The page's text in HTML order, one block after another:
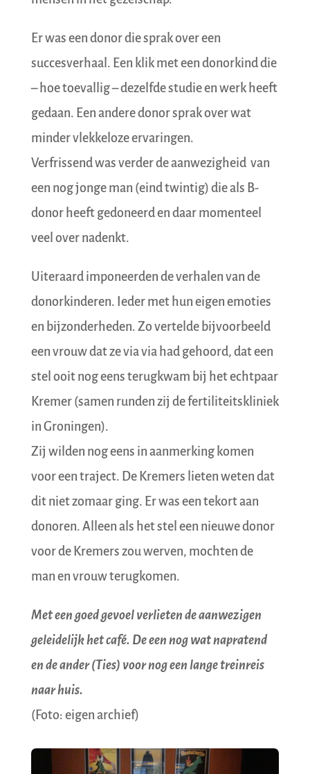
Er was een donor die sprak over een
succesverhaal. Een klik met een donorkind die
– hoe toevallig – dezelfde studie en werk heeft
gedaan. Een andere donor sprak over wat
minder vlekkeloze ervaringen.
Verfrissend was verder de aanwezigheid van
een nog jonge man (eind twintig) die als B-
donor heeft gedoneerd en daar momenteel
veel over nadenkt.
Uiteraard imponeerden de verhalen van de
donorkinderen. Ieder met hun eigen emoties
en bijzonderheden. Zo vertelde bijvoorbeeld
een vrouw dat ze via via had gehoord, dat een
stel ooit nog eens terugkwam bij het echtpaar
Kremer (samen runden zij de fertiliteitskliniek
in Groningen).
Zij wilden nog eens in aanmerking komen
voor een traject. De Kremers lieten weten dat
dit niet zomaar ging. Er was een tekort aan
donoren. Alleen als het stel een nieuwe donor
voor de Kremers zou werven, mochten de
man en vrouw terugkomen.
Met een goed gevoel verlieten de aanwezigen
geleidelijk het café. De een nog wat napratend
en de ander (Ties) voor nog een lange treinreis
naar huis.
(Foto: eigen archief)